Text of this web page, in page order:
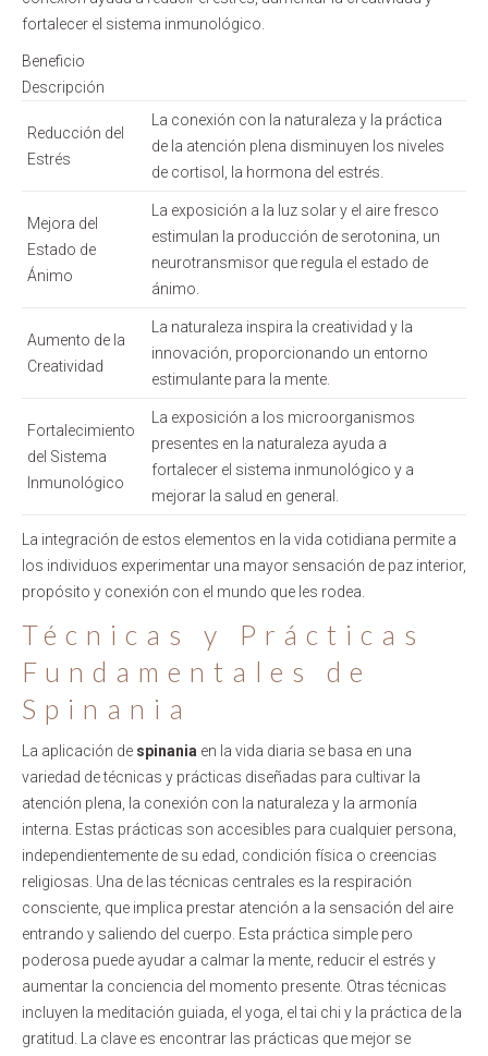
fortalecer el sistema inmunológico.
Beneficio
Descripción
Reducción del
Estrés
La conexión con la naturaleza y la práctica
de la atención plena disminuyen los niveles
de cortisol, la hormona del estrés.
Mejora del
Estado de
Ánimo
La exposición a la luz solar y el aire fresco
estimulan la producción de serotonina, un
neurotransmisor que regula el estado de
ánimo.
Aumento de la
Creatividad
La naturaleza inspira la creatividad y la
innovación, proporcionando un entorno
estimulante para la mente.
Fortalecimiento
del Sistema
Inmunológico
La exposición a los microorganismos
presentes en la naturaleza ayuda a
fortalecer el sistema inmunológico y a
mejorar la salud en general.
La integración de estos elementos en la vida cotidiana permite a
los individuos experimentar una mayor sensación de paz interior,
propósito y conexión con el mundo que les rodea.
Técnicas y Prácticas
Fundamentales de
Spinania
La aplicación de spinania en la vida diaria se basa en una
variedad de técnicas y prácticas diseñadas para cultivar la
atención plena, la conexión con la naturaleza y la armonía
interna. Estas prácticas son accesibles para cualquier persona,
independientemente de su edad, condición física o creencias
religiosas. Una de las técnicas centrales es la respiración
consciente, que implica prestar atención a la sensación del aire
entrando y saliendo del cuerpo. Esta práctica simple pero
poderosa puede ayudar a calmar la mente, reducir el estrés y
aumentar la conciencia del momento presente. Otras técnicas
incluyen la meditación guiada, el yoga, el tai chi y la práctica de la
gratitud. La clave es encontrar las prácticas que mejor se